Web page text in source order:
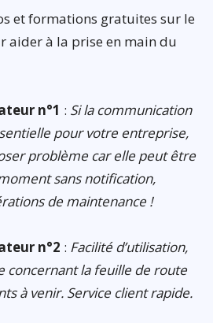
et formations gratuites sur le
aider à la prise en main du
n°1 : Si la communication
pour votre entreprise,
problème car elle peut être
sans notification,
de maintenance !
n°2 : Facilité d’utilisation,
concernant la feuille de route
à venir. Service client rapide.